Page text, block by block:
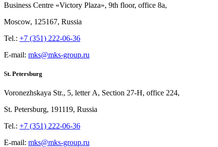
Business Centre «Victory Plaza», 9th floor, office 8a,
Moscow, 125167, Russia
Tel.: +7 (351) 222-06-36
E-mail: mks@mks-group.ru
St. Petersburg
Voronezhskaya Str., 5, letter A, Section 27-Н, office 224,
St. Petersburg, 191119, Russia
Tel.: +7 (351) 222-06-36
E-mail: mks@mks-group.ru